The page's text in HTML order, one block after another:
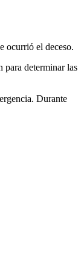
ocurrió el deceso.
para determinar las
Durante